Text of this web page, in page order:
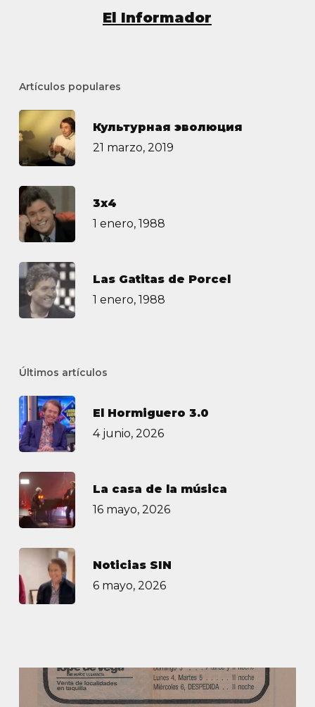
El Informador
Artículos populares
Культурная эволюция
21 marzo, 2019
3х4
1 enero, 1988
Las Gatitas de Porcel
1 enero, 1988
Últimos artículos
El Hormiguero 3.0
4 junio, 2026
La casa de la música
16 mayo, 2026
Noticias SIN
6 mayo, 2026